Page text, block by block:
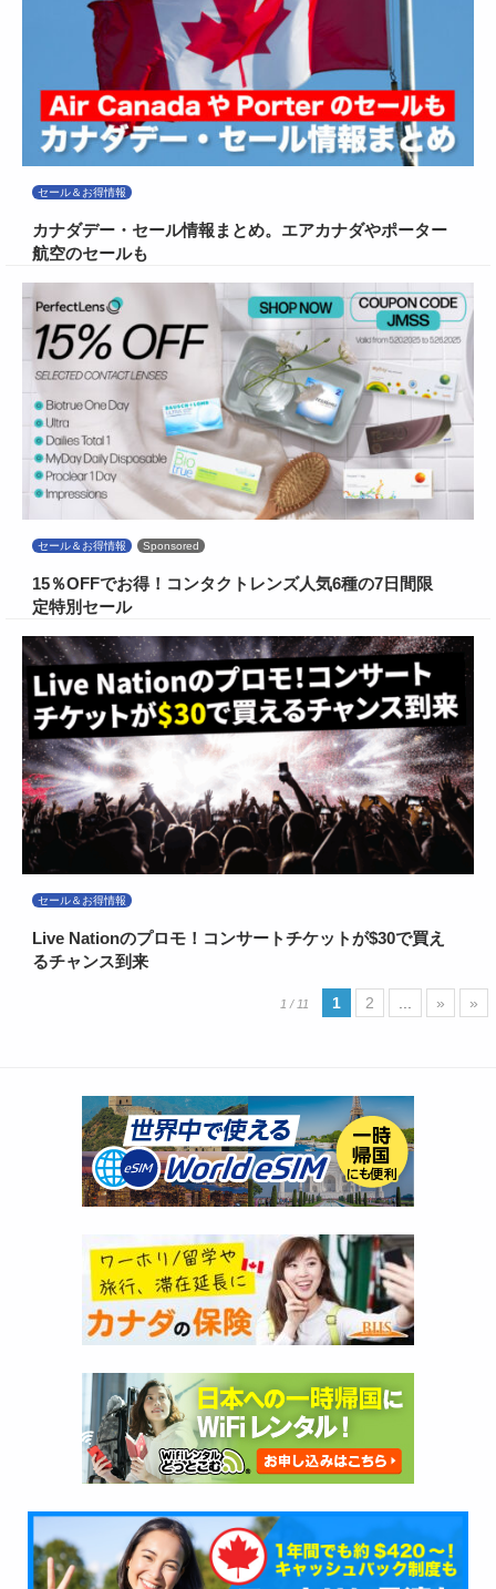
セール＆お得情報
カナダデー・セール情報まとめ。エアカナダやポーター
航空のセールも
セール＆お得情報 Sponsored
15％OFFでお得！コンタクトレンズ人気6種の7日間限
定特別セール
セール＆お得情報
Live Nationのプロモ！コンサートチケットが$30で買え
るチャンス到来
1 / 11 1 2 » »